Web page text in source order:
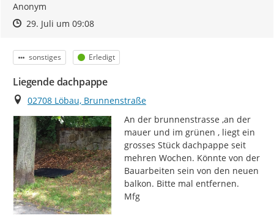
Anonym
Zeitpunkt des Erstellens
Zeitpunkt des Erstellens
29. Juli um 09:08Zur Äußerung
Kategorie
sonstiges Status
Erledigt
Liegende dachpappe
Ort
02708 Löbau, Brunnenstraße
An der brunnenstrasse ,an der
mauer und im grünen , liegt ein
grosses Stück dachpappe seit
mehren Wochen. Könnte von der
Bauarbeiten sein von den neuen
balkon. Bitte mal entfernen.
Mfg